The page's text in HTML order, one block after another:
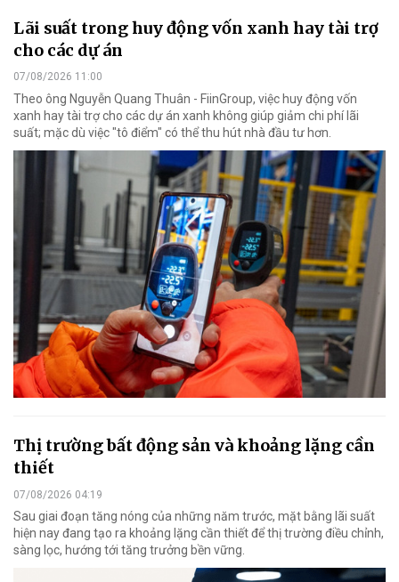
Lãi suất trong huy động vốn xanh hay tài trợ
cho các dự án
07/08/2026 11:00
Theo ông Nguyễn Quang Thuân - FiinGroup, việc huy động vốn
xanh hay tài trợ cho các dự án xanh không giúp giảm chi phí lãi
suất; mặc dù việc "tô điểm" có thể thu hút nhà đầu tư hơn.
Thị trường bất động sản và khoảng lặng cần
thiết
07/08/2026 04:19
Sau giai đoạn tăng nóng của những năm trước, mặt bằng lãi suất
hiện nay đang tạo ra khoảng lặng cần thiết để thị trường điều chỉnh,
sàng lọc, hướng tới tăng trưởng bền vững.